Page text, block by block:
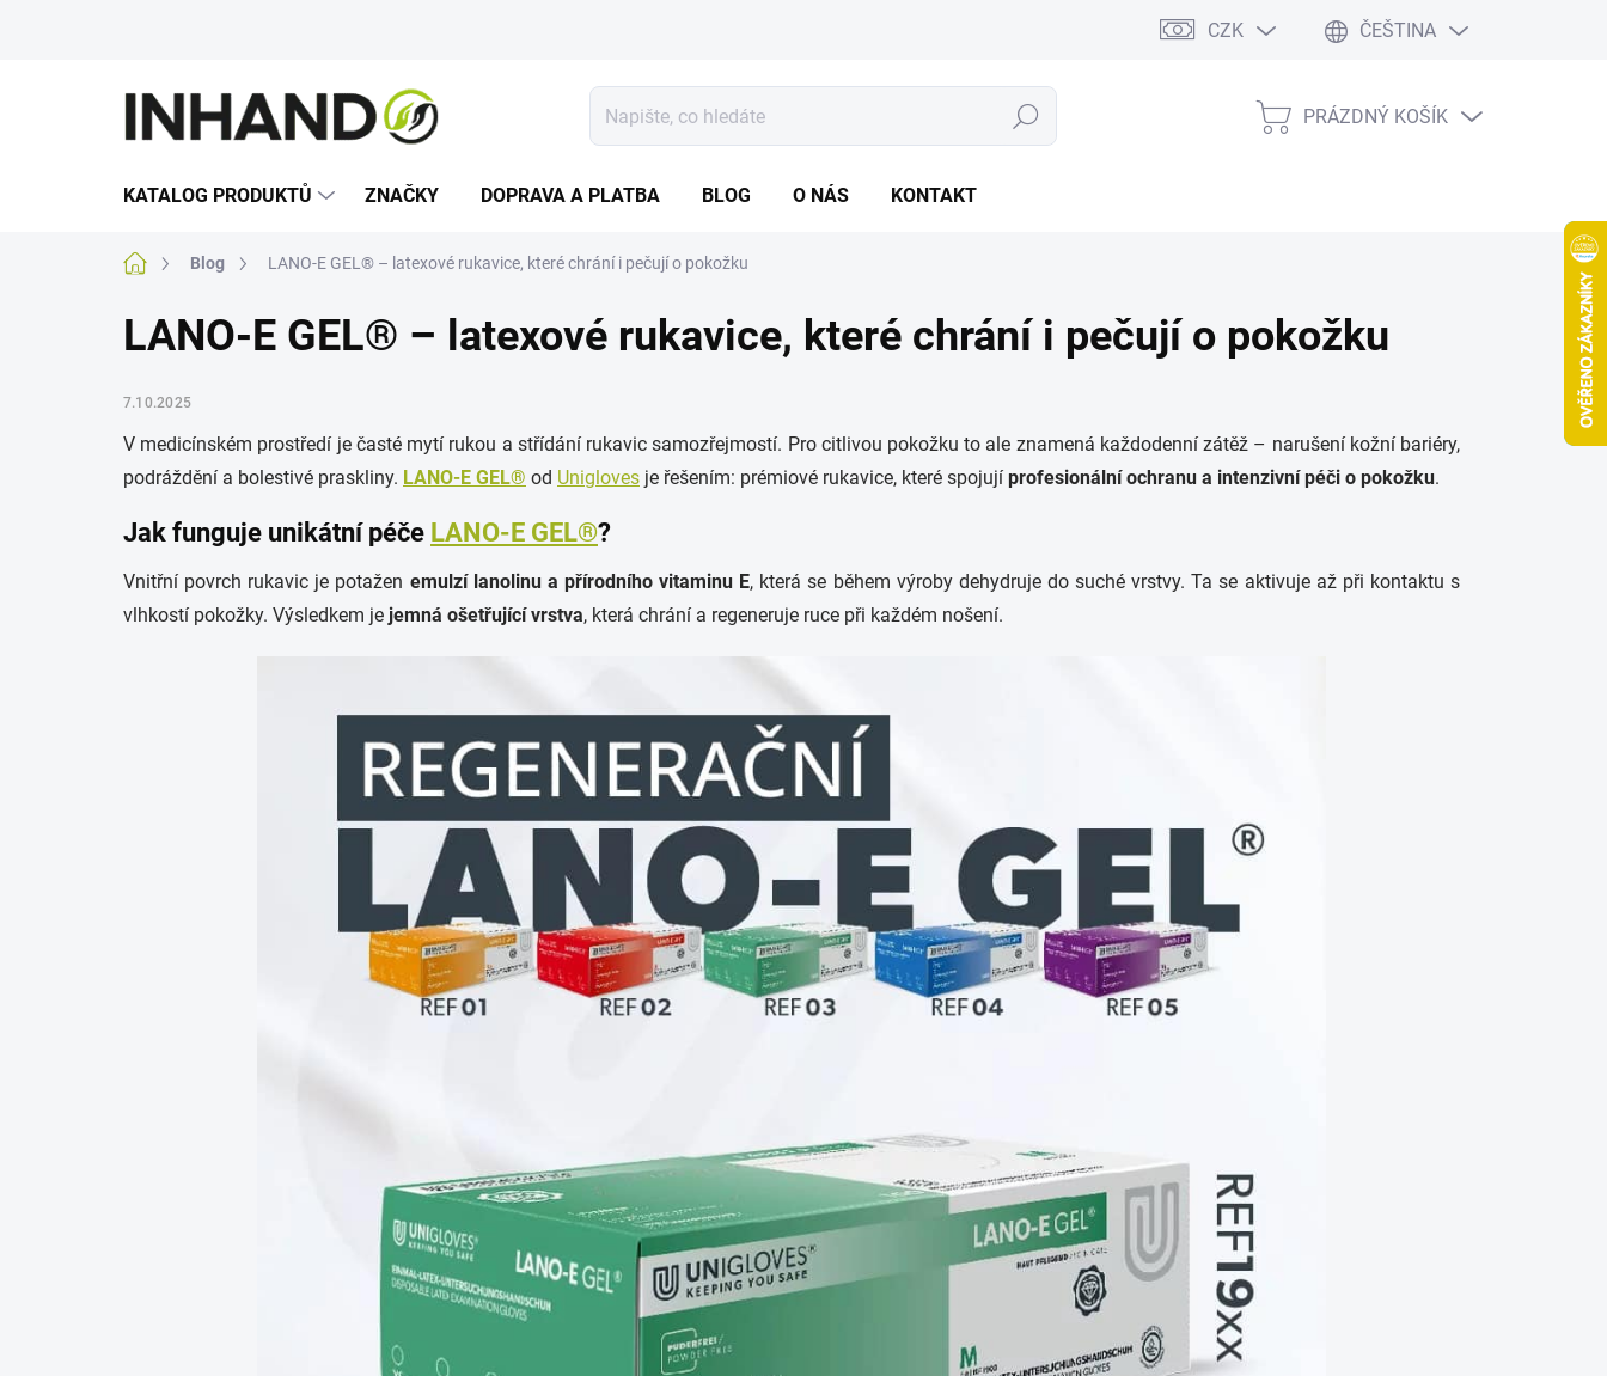
CZK ČEŠTINA
Hledat
NÁKUPNÍ
PRÁZDNÝ KOŠÍK
KATALOG PRODUKTŮ ZNAČKY DOPRAVA A PLATBA BLOG O NÁS KONTAKT
Domů Blog LANO-E GEL® – latexové rukavice, které chrání i pečují o pokožku
LANO-E GEL® – latexové rukavice, které chrání i pečují o pokožku
7.10.2025
V medicínském prostředí je časté mytí rukou a střídání rukavic samozřejmostí. Pro citlivou pokožku to ale znamená každodenní zátěž – narušení kožní bariéry,
podráždění a bolestivé praskliny. LANO-E GEL® od Unigloves je řešením: prémiové rukavice, které spojují profesionální ochranu a intenzivní péči o pokožku.
Jak funguje unikátní péče LANO-E GEL®?
Vnitřní povrch rukavic je potažen emulzí lanolinu a přírodního vitaminu E, která se během výroby dehydruje do suché vrstvy. Ta se aktivuje až při kontaktu s
vlhkostí pokožky. Výsledkem je jemná ošetřující vrstva, která chrání a regeneruje ruce při každém nošení.